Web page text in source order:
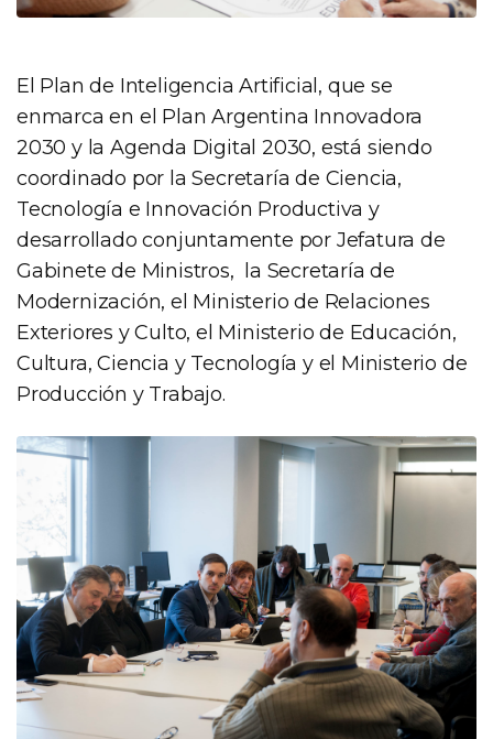
El Plan de Inteligencia Artificial, que se
enmarca en el Plan Argentina Innovadora
2030 y la Agenda Digital 2030, está siendo
coordinado por la Secretaría de Ciencia,
Tecnología e Innovación Productiva y
desarrollado conjuntamente por Jefatura de
Gabinete de Ministros, la Secretaría de
Modernización, el Ministerio de Relaciones
Exteriores y Culto, el Ministerio de Educación,
Cultura, Ciencia y Tecnología y el Ministerio de
Producción y Trabajo.